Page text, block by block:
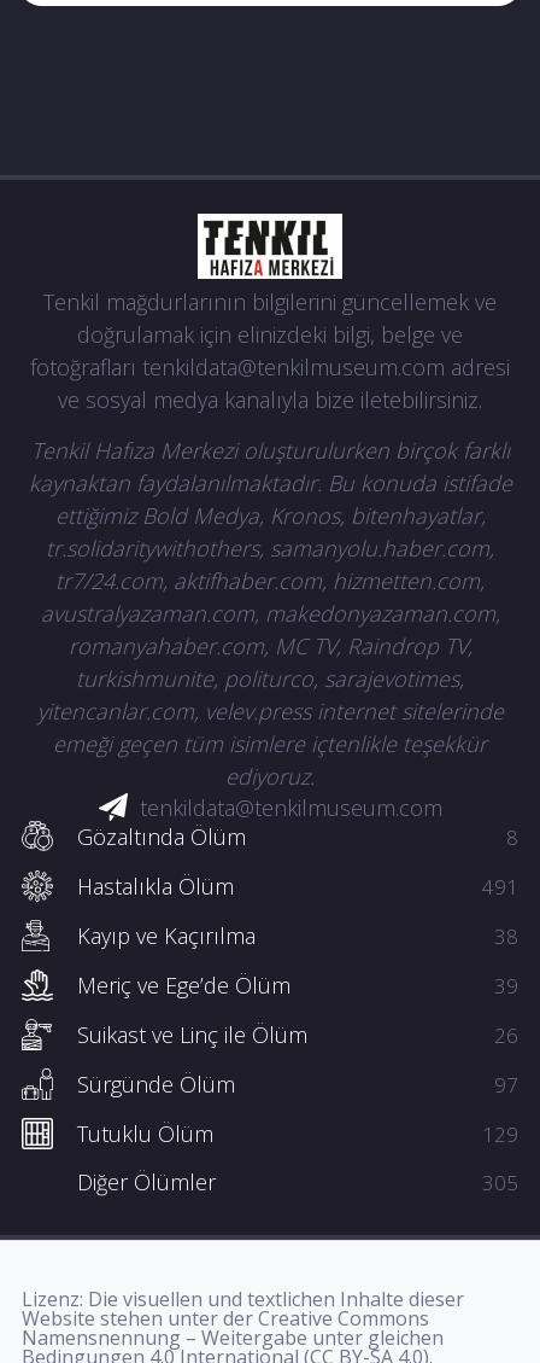
Tenkil mağdurlarının bilgilerini güncellemek ve
doğrulamak için elinizdeki bilgi, belge ve
fotoğrafları tenkildata@tenkilmuseum.com adresi
ve sosyal medya kanalıyla bize iletebilirsiniz.
Tenkil Hafıza Merkezi oluşturulurken birçok farklı
kaynaktan faydalanılmaktadır. Bu konuda istifade
ettiğimiz Bold Medya, Kronos, bitenhayatlar,
tr.solidaritywithothers, samanyolu.haber.com,
tr7/24.com, aktifhaber.com, hizmetten.com,
avustralyazaman.com, makedonyazaman.com,
romanyahaber.com, MC TV, Raindrop TV,
turkishmunite, politurco, sarajevotimes,
yitencanlar.com, velev.press internet sitelerinde
emeği geçen tüm isimlere içtenlikle teşekkür
ediyoruz.
tenkildata@tenkilmuseum.com
Gözaltında Ölüm
8
Hastalıkla Ölüm 491
Kayıp ve Kaçırılma 38
Meriç ve Ege’de Ölüm 39
Suikast ve Linç ile Ölüm 26
Sürgünde Ölüm 97
Tutuklu Ölüm 129
Diğer Ölümler 305
Lizenz: Die visuellen und textlichen Inhalte dieser
Website stehen unter der Creative Commons
Namensnennung – Weitergabe unter gleichen
Bedingungen 4.0 International (CC BY-SA 4.0).